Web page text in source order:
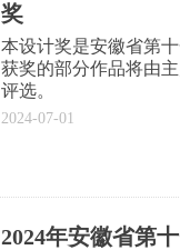
奖
本设计奖是安徽省第
获奖的部分作品将由
评选。
2024-07-01
2024年安徽省第